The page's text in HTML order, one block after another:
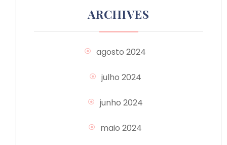
ARCHIVES
agosto 2024
julho 2024
junho 2024
maio 2024